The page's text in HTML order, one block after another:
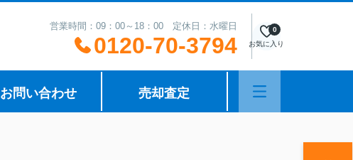
営業時間：09：00～18：00 定休日：水曜日
0120-70-3794 お気に入り
0
お問い合わせ 売却査定